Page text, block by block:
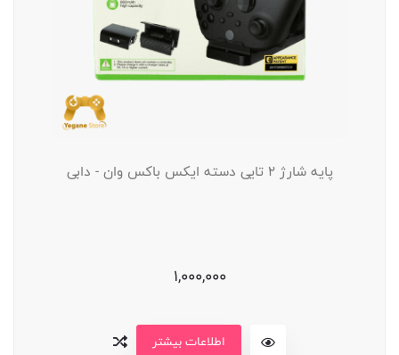
پایه شارژ 2 تایی دسته ایکس باکس وان - دابی
1,000,000
اطلاعات بیشتر